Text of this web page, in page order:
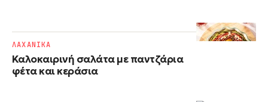
Καλοκαιρινή σαλάτα με παντζάρια
φέτα και κεράσια
ΛΑΧΑΝΙΚΑ